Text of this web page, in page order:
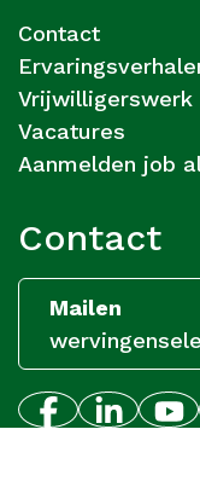
Contact
Vrijwilligerswerk
Vacatures
Aanmelden job
Contact
Mailen